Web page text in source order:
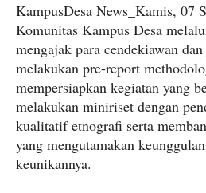
KampusDesa News_Kamis, 07
Komunitas Kampus Desa
mengajak para cendekiawan
melakukan pre-report
mempersiapkan kegiatan yang
melakukan miniriset dengan
kualitatif etnografi serta
yang mengutamakan
keunikannya.